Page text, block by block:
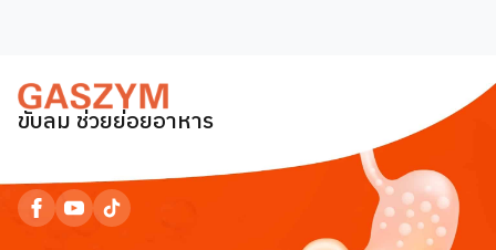
ขับลม ช่วยย่อยอาหาร